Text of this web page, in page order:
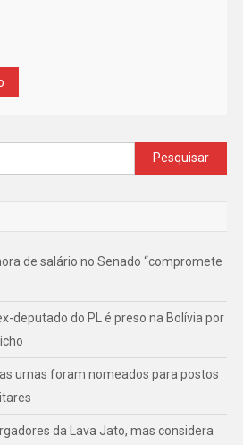
Pesquisar
por:
de salário no Senado “compromete
deputado do PL é preso na Bolívia por
urnas foram nomeados para postos
da Lava Jato, mas considera